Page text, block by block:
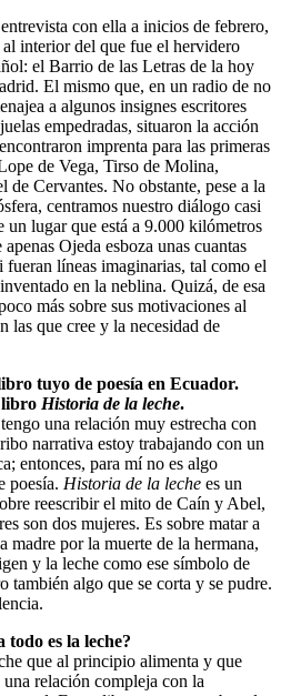
con ella a inicios de febrero,
interior del que fue el hervidero
el Barrio de las Letras de la hoy
El mismo que, en un radio de no
a algunos insignes escritores
empedradas, situaron la acción
imprenta para las primeras
de Vega, Tirso de Molina,
Cervantes. No obstante, pese a la
centramos nuestro diálogo casi
un lugar que está a 9.000 kilómetros
Ojeda esboza unas cuantas
fueran líneas imaginarias, tal como el
en la neblina. Quizá, de esa
más sobre sus motivaciones al
las que cree y la necesidad de
tuyo de poesía en Ecuador.
libro Historia de la leche.
una relación muy estrecha con
narrativa estoy trabajando con un
entonces, para mí no es algo
poesía. Historia de la leche es un
reescribir el mito de Caín y Abel,
son dos mujeres. Es sobre matar a
madre por la muerte de la hermana,
y la leche como ese símbolo de
también algo que se corta y se pudre.
es la leche?
que al principio alimenta y que
una relación compleja con la